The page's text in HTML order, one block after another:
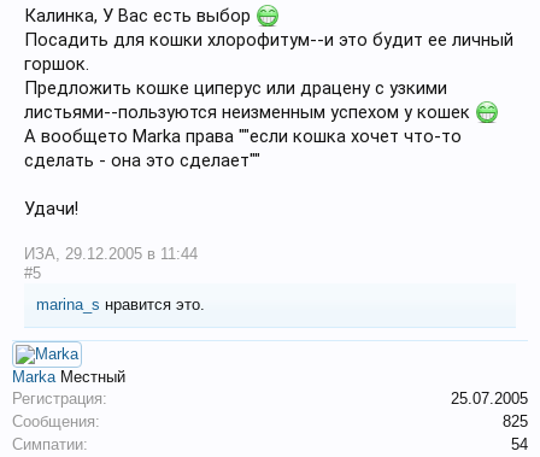
Калинка, У Вас есть выбор
Посадить для кошки хлорофитум--и это будит ее личный
горшок.
Предложить кошке циперус или драцену с узкими
листьями--пользуются неизменным успехом у кошек
А вообщето Marka права ""если кошка хочет что-то
сделать - она это сделает""
Удачи!
ИЗА, 29.12.2005 в 11:44
#5
marina_s нравится это.
Marka Местный
Регистрация:
25.07.2005
Сообщения:
825
Симпатии:
54